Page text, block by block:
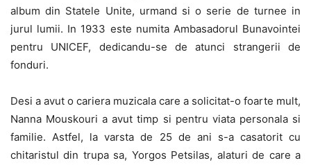
album din Statele Unite, urmand si o serie de turnee in
jurul lumii. In 1933 este numita Ambasadorul Bunavointei
pentru UNICEF, dedicandu-se de atunci strangerii de
fonduri.
Desi a avut o cariera muzicala care a solicitat-o foarte mult,
Nanna Mouskouri a avut timp si pentru viata personala si
familie. Astfel, la varsta de 25 de ani s-a casatorit cu
chitaristul din trupa sa, Yorgos Petsilas, alaturi de care a